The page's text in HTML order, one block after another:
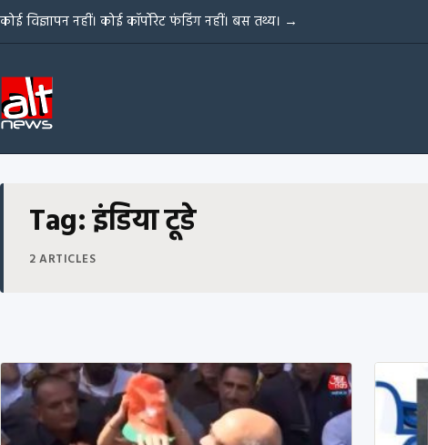
Skip to content
कोई विज्ञापन नहीं। कोई कॉर्पोरेट फंडिंग नहीं। बस तथ्य। →
Tag: इंडिया टूडे
2 ARTICLES